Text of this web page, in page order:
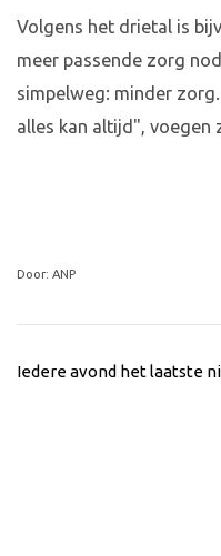
Volgens het drietal is
meer passende zorg
simpelweg: minder
alles kan altijd", voegen
Door: ANP
Iedere avond het laatste